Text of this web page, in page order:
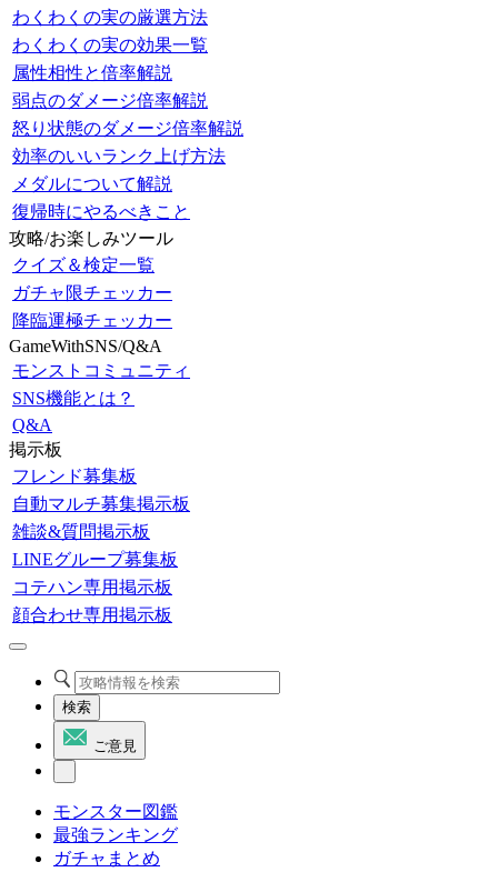
わくわくの実の厳選方法
わくわくの実の効果一覧
属性相性と倍率解説
弱点のダメージ倍率解説
怒り状態のダメージ倍率解説
効率のいいランク上げ方法
メダルについて解説
復帰時にやるべきこと
攻略/お楽しみツール
クイズ＆検定一覧
ガチャ限チェッカー
降臨運極チェッカー
GameWithSNS/Q&A
モンストコミュニティ
SNS機能とは？
Q&A
掲示板
フレンド募集板
自動マルチ募集掲示板
雑談&質問掲示板
LINEグループ募集板
コテハン専用掲示板
顔合わせ専用掲示板
検索
ご意見
モンスター図鑑
最強ランキング
ガチャまとめ